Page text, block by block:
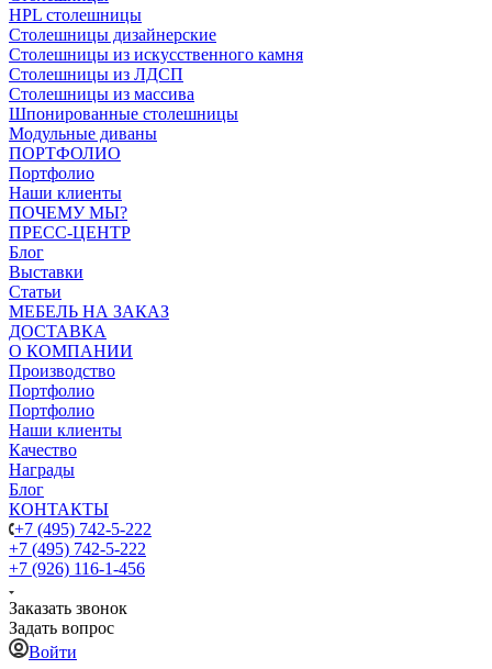
HPL столешницы
Столешницы дизайнерские
Столешницы из искусственного камня
Столешницы из ЛДСП
Столешницы из массива
Шпонированные столешницы
Модульные диваны
ПОРТФОЛИО
Портфолио
Наши клиенты
ПОЧЕМУ МЫ?
ПРЕСС-ЦЕНТР
Блог
Выставки
Статьи
МЕБЕЛЬ НА ЗАКАЗ
ДОСТАВКА
О КОМПАНИИ
Производство
Портфолио
Портфолио
Наши клиенты
Качество
Награды
Блог
КОНТАКТЫ
+7 (495) 742-5-222
+7 (495) 742-5-222
+7 (926) 116-1-456
Заказать звонок
Задать вопрос
Войти